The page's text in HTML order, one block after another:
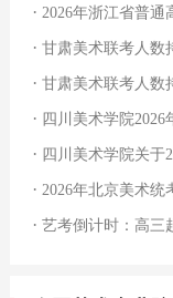
2026年浙江省普通
甘肃美术联考人数
甘肃美术联考人数
四川美术学院2026
四川美术学院关于
2026年北京美术统
艺考倒计时：高三